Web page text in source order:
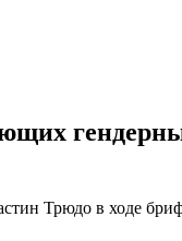
Трюдо в ходе